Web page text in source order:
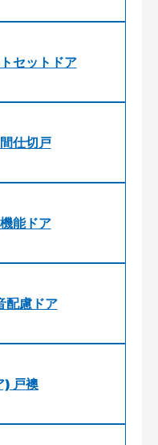
セットドア
仕切戸
能ドア
配慮ドア
戸襖